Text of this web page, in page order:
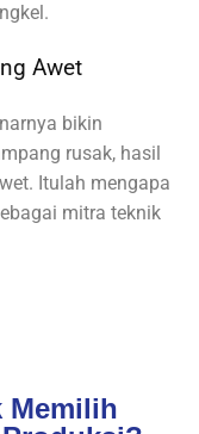
Awet
bikin
rusak, hasil
Itulah mengapa
mitra teknik
Memilih